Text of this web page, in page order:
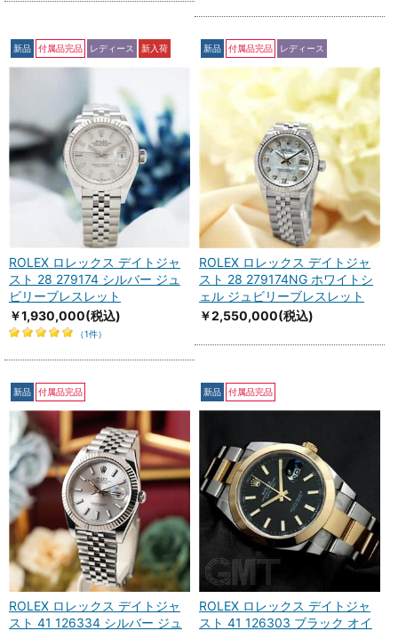
新品 付属品完品 レディース 新入荷
ROLEX ロレックス デイトジャ
スト 28 279174 シルバー ジュ
ビリーブレスレット
￥1,930,000(税込)
（1件）
新品 付属品完品 レディース
ROLEX ロレックス デイトジャ
スト 28 279174NG ホワイトシ
ェル ジュビリーブレスレット
￥2,550,000(税込)
新品 付属品完品
ROLEX ロレックス デイトジャ
スト 41 126334 シルバー ジュ
新品 付属品完品
ROLEX ロレックス デイトジャ
スト 41 126303 ブラック オイ